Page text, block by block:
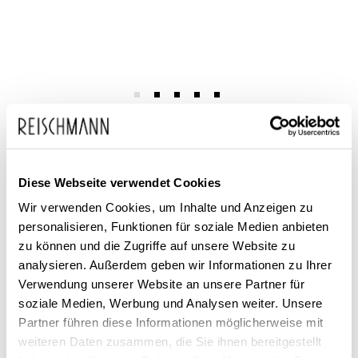
Diese Webseite verwendet Cookies
Wir verwenden Cookies, um Inhalte und Anzeigen zu
personalisieren, Funktionen für soziale Medien anbieten
zu können und die Zugriffe auf unsere Website zu
analysieren. Außerdem geben wir Informationen zu Ihrer
Verwendung unserer Website an unsere Partner für
soziale Medien, Werbung und Analysen weiter. Unsere
Partner führen diese Informationen möglicherweise mit
weiteren Daten zusammen, die Sie ihnen bereitgestellt
Zum
Anfang
Bildgalerie
springen
adidas
Kinder Fussballschuhe
Pure III League FG/MG
60,00 €
39,99 €
inkl. MwSt.
Dieses Produkt ist exklusiv in unseren Filialen erhältlich. Prüfen Sie
mit einem Klick auf „Vor Ort verfügbar?", wo Ihre Größe vorrätig ist.